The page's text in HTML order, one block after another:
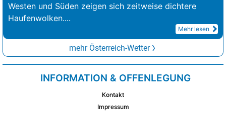
Westen und Süden zeigen sich zeitweise dichtere
Haufenwolken....
Mehr lesen
mehr Österreich-Wetter
INFORMATION & OFFENLEGUNG
Kontakt
Impressum